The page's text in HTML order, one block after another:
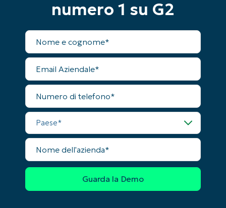
numero 1 su G2
Nome
completo
Email
Aziendale
Numero
telefono
Paese
Nome
dell'azienda
Inizia la tua prova di 14 giorni
Nessuna carta di credito richiesta, accesso
completo a tutte le funzionalità
First
last
name*